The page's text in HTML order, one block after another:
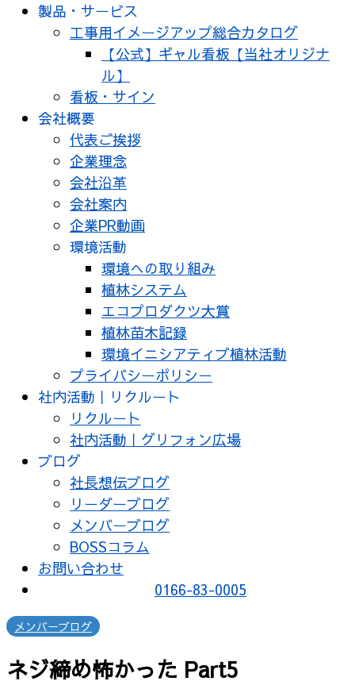
製品・サービス
工事用イメージアップ総合カタログ
【公式】ギャル看板【当社オリジナ
ル】
看板・サイン
会社概要
代表ご挨拶
企業理念
会社沿革
会社案内
企業PR動画
環境活動
環境への取り組み
植林システム
エコプロダクツ大賞
植林苗木記録
環境イニシアティブ植林活動
プライバシーポリシー
社内活動｜リクルート
リクルート
社内活動｜グリフォン広場
ブログ
社長想伝ブログ
リーダーブログ
メンバーブログ
BOSSコラム
お問い合わせ
0166-83-0005
メンバーブログ
ネジ締め怖かった Part5